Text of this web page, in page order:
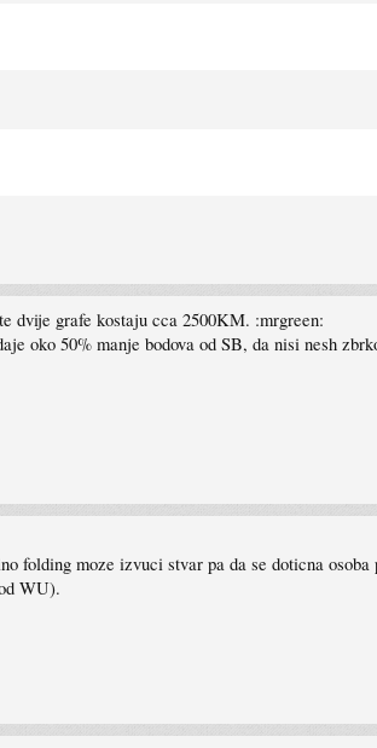
dvije grafe kostaju cca 2500KM. :mrgreen:
oko 50% manje bodova od SB, da nisi nesh
folding moze izvuci stvar pa da se doticna
WU).